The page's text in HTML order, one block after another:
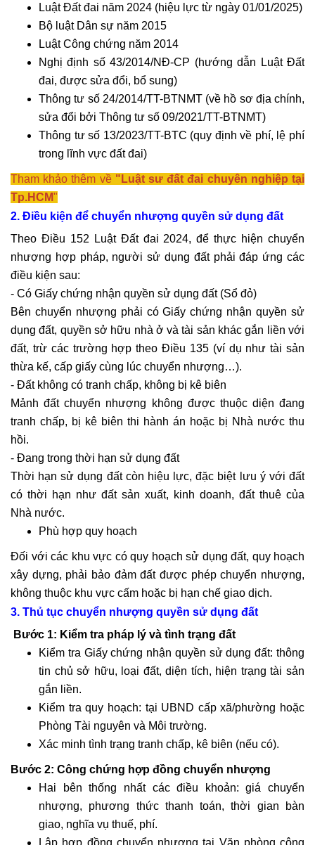
Luật Đất đai năm 2024 (hiệu lực từ ngày 01/01/2025)
Bộ luật Dân sự năm 2015
Luật Công chứng năm 2014
Nghị định số 43/2014/NĐ-CP (hướng dẫn Luật Đất
đai, được sửa đổi, bổ sung)
Thông tư số 24/2014/TT-BTNMT (về hồ sơ địa chính,
sửa đổi bởi Thông tư số 09/2021/TT-BTNMT)
Thông tư số 13/2023/TT-BTC (quy định về phí, lệ phí
trong lĩnh vực đất đai)
Tham khảo thêm về " Luật sư đất đai chuyên nghiệp tại
Tp.HCM"
2. Điều kiện để chuyển nhượng quyền sử dụng đất
Theo Điều 152 Luật Đất đai 2024, để thực hiện chuyển
nhượng hợp pháp, người sử dụng đất phải đáp ứng các
điều kiện sau:
- Có Giấy chứng nhận quyền sử dụng đất (Sổ đỏ)
Bên chuyển nhượng phải có Giấy chứng nhận quyền sử
dụng đất, quyền sở hữu nhà ở và tài sản khác gắn liền với
đất, trừ các trường hợp theo Điều 135 (ví dụ như tài sản
thừa kế, cấp giấy cùng lúc chuyển nhượng…).
- Đất không có tranh chấp, không bị kê biên
Mảnh đất chuyển nhượng không được thuộc diện đang
tranh chấp, bị kê biên thi hành án hoặc bị Nhà nước thu
hồi.
- Đang trong thời hạn sử dụng đất
Thời hạn sử dụng đất còn hiệu lực, đặc biệt lưu ý với đất
có thời hạn như đất sản xuất, kinh doanh, đất thuê của
Nhà nước.
Phù hợp quy hoạch
Đối với các khu vực có quy hoạch sử dụng đất, quy hoạch
xây dựng, phải bảo đảm đất được phép chuyển nhượng,
không thuộc khu vực cấm hoặc bị hạn chế giao dịch.
3. Thủ tục chuyển nhượng quyền sử dụng đất
Bước 1: Kiểm tra pháp lý và tình trạng đất
Kiểm tra Giấy chứng nhận quyền sử dụng đất: thông
tin chủ sở hữu, loại đất, diện tích, hiện trạng tài sản
gắn liền.
Kiểm tra quy hoạch: tại UBND cấp xã/phường hoặc
Phòng Tài nguyên và Môi trường.
Xác minh tình trạng tranh chấp, kê biên (nếu có).
Bước 2: Công chứng hợp đồng chuyển nhượng
Hai bên thống nhất các điều khoản: giá chuyển
nhượng, phương thức thanh toán, thời gian bàn
giao, nghĩa vụ thuế, phí.
Lập hợp đồng chuyển nhượng tại Văn phòng công